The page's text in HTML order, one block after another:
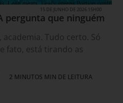
15 DE JUNHO DE 2026 15H00
pergunta que ninguém
Tudo certo. Só
fato, está tirando as
2 MINUTOS MIN DE LEITURA